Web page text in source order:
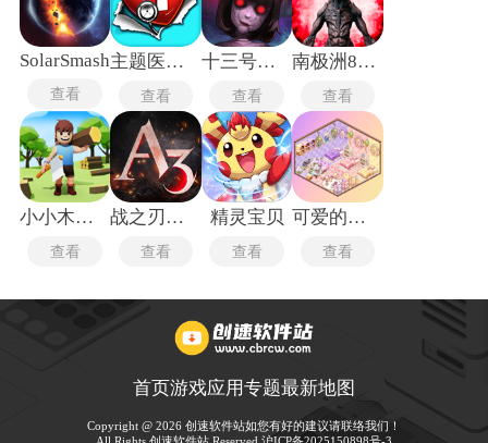
SolarSmash
查看
主题医院单机版
查看
十三号病院
查看
南极洲88号
查看
小小木材商
查看
战之刃幸存者
查看
精灵宝贝
查看
可爱的房屋设计
查看
首页游戏应用专题最新地图
Copyright @ 2026 创速软件站如您有好的建议请联络我们！